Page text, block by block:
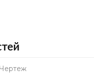
Чертеж